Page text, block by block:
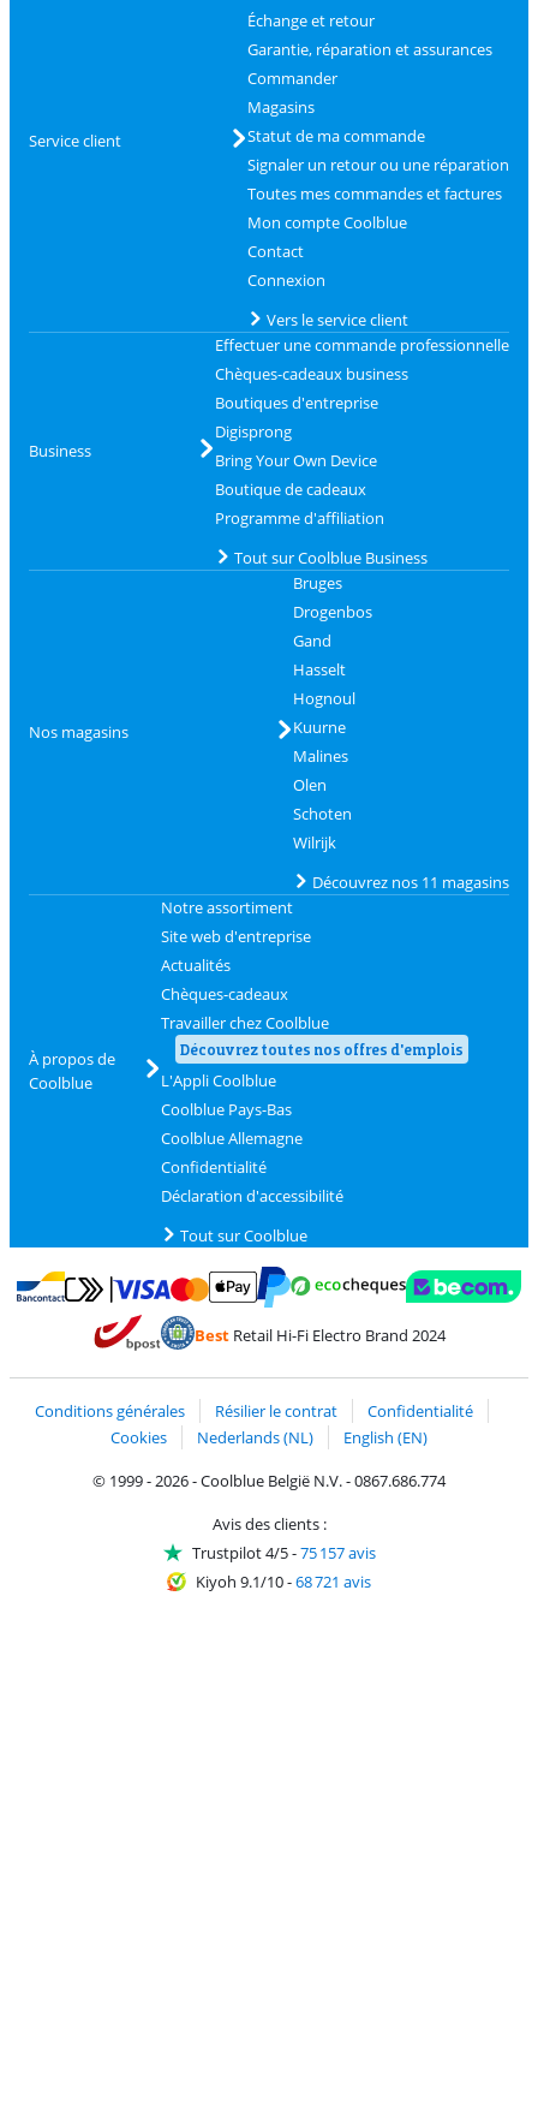
Service client
Échange et retour
Garantie, réparation et assurances
Commander
Magasins
Statut de ma commande
Signaler un retour ou une réparation
Toutes mes commandes et factures
Mon compte Coolblue
Contact
Connexion
Vers le service client
Business
Effectuer une commande professionnelle
Chèques-cadeaux business
Boutiques d'entreprise
Digisprong
Bring Your Own Device
Boutique de cadeaux
Programme d'affiliation
Tout sur Coolblue Business
Nos magasins
Bruges
Drogenbos
Gand
Hasselt
Hognoul
Kuurne
Malines
Olen
Schoten
Wilrijk
Découvrez nos 11 magasins
À propos de
Coolblue
Notre assortiment
Site web d'entreprise
Actualités
Chèques-cadeaux
Travailler chez Coolblue
Découvrez toutes nos offres d'emplois
L'Appli Coolblue
Coolblue Pays-Bas
Coolblue Allemagne
Confidentialité
Déclaration d'accessibilité
Tout sur Coolblue
Payer avec Bancontact
Payer avec MasterCard et Visa via ClickToPay
BestRetail Hi-Fi Electro Brand 2024
Conditions générales Résilier le contrat
Confidentialité
Cookies
Nederlands (NL)
English (EN)
© 1999 - 2026 - Coolblue België N.V. - 0867.686.774
Avis des clients :
Trustpilot 4/5-75 157 avis
Kiyoh 9.1/10-68 721 avis